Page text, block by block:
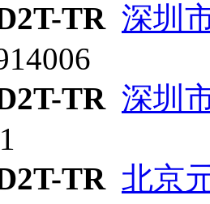
TR 深圳
TR 深圳
TR 北京